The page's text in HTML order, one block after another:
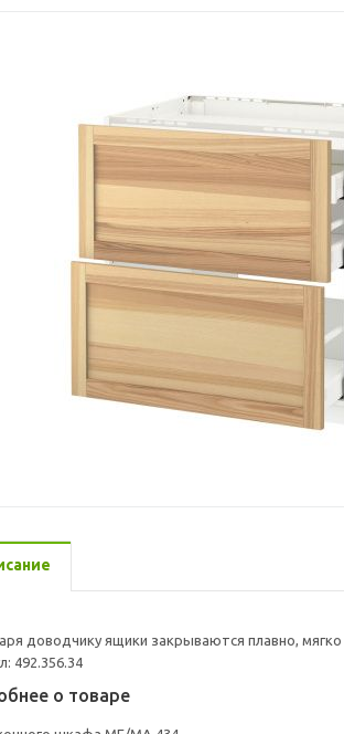
доводчику ящики закрываются плавно,
492.356.34
о товаре